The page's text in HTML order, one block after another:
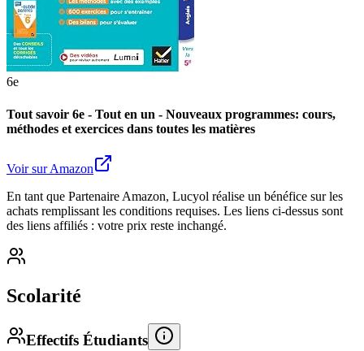
6e
Tout savoir 6e - Tout en un - Nouveaux programmes: cours,
méthodes et exercices dans toutes les matières
Voir sur Amazon
En tant que Partenaire Amazon, Lucyol réalise un bénéfice sur les
achats remplissant les conditions requises. Les liens ci-dessus sont
des liens affiliés : votre prix reste inchangé.
Scolarité
Effectifs Étudiants